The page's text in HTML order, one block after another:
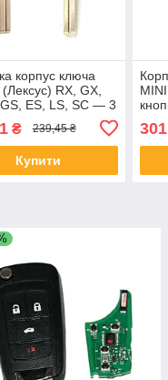
корпус ключа
RX, GX,
ES, LS, SC — 3
₴ 239,45 ₴
Купити